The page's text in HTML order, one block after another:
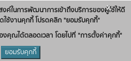
งค์ในการพัฒนาการเข้าถึงบริการของผู้ใช้ให้ดี
ใช้งานคุกกี้ โปรดคลิก "ยอมรับคุกกี้"
คุณได้ตลอดเวลา โดยไปที่ "การตั้งค่าคุกกี้"
ยอมรับคุกกี้
x